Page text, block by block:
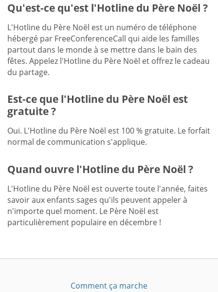
Qu'est-ce qu'est l'Hotline du Père Noël ?
L'Hotline du Père Noël est un numéro de téléphone
hébergé par FreeConferenceCall qui aide les familles
partout dans le monde à se mettre dans le bain des
fêtes. Appelez l'Hotline du Père Noël et offrez le cadeau
du partage.
Est-ce que l'Hotline du Père Noël est
gratuite ?
Oui. L'Hotline du Père Noël est 100 % gratuite. Le forfait
normal de communication s'applique.
Quand ouvre l'Hotline du Père Noël ?
L'Hotline du Père Noël est ouverte toute l'année, faites
savoir aux enfants sages qu'ils peuvent appeler à
n'importe quel moment. Le Père Noël est
particulièrement populaire en décembre !
Comment ça marche